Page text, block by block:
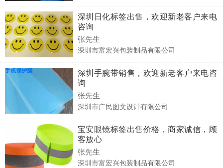
深圳日化标签出售，欢迎新老客户来电
咨询
张先生
深圳市富宏兴包装制品有限公司
深圳手腕带销售，欢迎新老客户来电咨
询
张先生
深圳市广民图文设计有限公司
宝安眼镜标签出售价格，商家诚信，顾
客放心
张先生
深圳市富宏兴包装制品有限公司